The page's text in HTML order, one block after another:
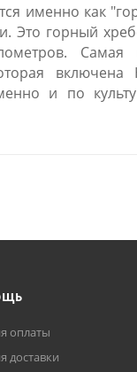
именно как
Это горный
и по
оплаты
доставки